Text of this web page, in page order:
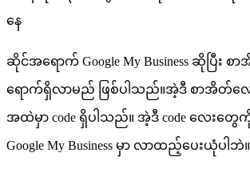
နေ
ဆိုင်အရောက် Google My Business ဆိုပြီး
ရောက်ရှိလာမည် ဖြစ်ပါသည်။အဲ့ဒီ စာအိတ်လေ
အထဲမှာ code ရှိပါသည်။ အဲ့ဒီ code လေးတွ
Google My Business မှာ လာထည့်ပေးယုံပါဘဲ။